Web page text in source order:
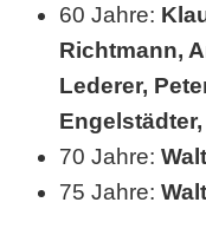
60 Jahre:
Richtmann,
Lederer,
70 Jahre:
75 Jahre: